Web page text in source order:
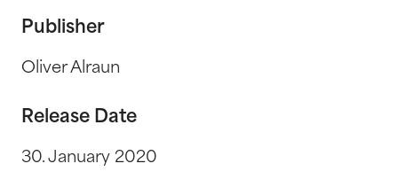
Publisher
Oliver Alraun
Release Date
30. January 2020